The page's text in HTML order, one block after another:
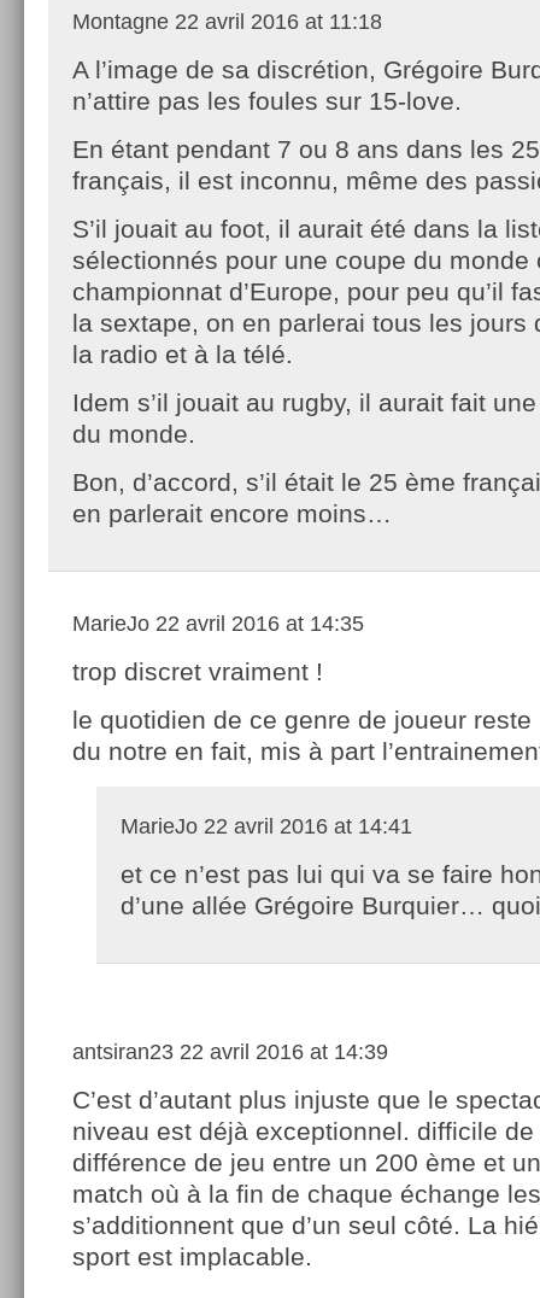
Montagne 22 avril 2016 at 11:18
A l’image de sa discrétion, Grégoire
n’attire pas les foules sur 15-love.
En étant pendant 7 ou 8 ans dans les
français, il est inconnu, même des
S’il jouait au foot, il aurait été dans la
sélectionnés pour une coupe du monde
championnat d’Europe, pour peu qu’il
la sextape, on en parlerai tous les jours
la radio et à la télé.
Idem s’il jouait au rugby, il aurait fait
du monde.
Bon, d’accord, s’il était le 25 ème
en parlerait encore moins…
MarieJo 22 avril 2016 at 14:35
trop discret vraiment !
le quotidien de ce genre de joueur
du notre en fait, mis à part
MarieJo 22 avril 2016 at 14:41
et ce n’est pas lui qui va se faire
d’une allée Grégoire Burquier…
antsiran23 22 avril 2016 at 14:39
C’est d’autant plus injuste que le
niveau est déjà exceptionnel. difficile
différence de jeu entre un 200 ème et
match où à la fin de chaque échange
s’additionnent que d’un seul côté. La
sport est implacable.